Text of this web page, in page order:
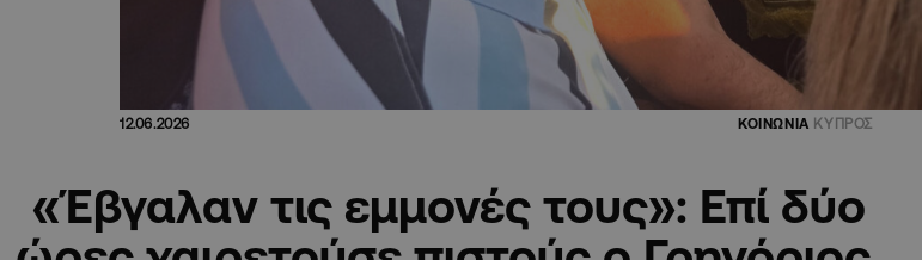
12.06.2026 ΚΟΙΝΩΝΙΑ ΚΥΠΡΟΣ
«Έβγαλαν τις εμμονές τους»: Επί δύο